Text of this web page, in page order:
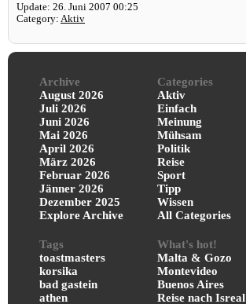
Update: 26. Juni 2007 00:25
Category: Aktiv
Archive
August 2026
Juli 2026
Juni 2026
Mai 2026
April 2026
März 2026
Februar 2026
Jänner 2026
Dezember 2025
Explore Archive
Categories
Aktiv
Einfach
Meinung
Mühsam
Politik
Reise
Sport
Tipp
Wissen
All Categories
Tags
toastmasters
korsika
bad gastein
athen
What's hot!
Malta & Gozo
Montevideo
Buenos Aires
Reise nach Isreal